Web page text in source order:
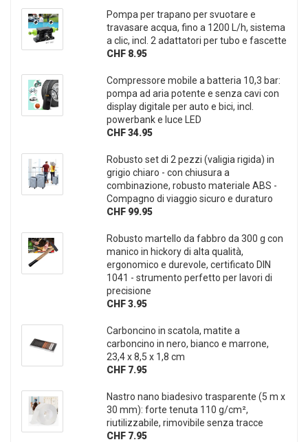
Pompa per trapano per svuotare e
travasare acqua, fino a 1200 L/h, sistema
a clic, incl. 2 adattatori per tubo e fascette
CHF 8.95
Compressore mobile a batteria 10,3 bar:
pompa ad aria potente e senza cavi con
display digitale per auto e bici, incl.
powerbank e luce LED
CHF 34.95
Robusto set di 2 pezzi (valigia rigida) in
grigio chiaro - con chiusura a
combinazione, robusto materiale ABS -
Compagno di viaggio sicuro e duraturo
CHF 99.95
Robusto martello da fabbro da 300 g con
manico in hickory di alta qualità,
ergonomico e durevole, certificato DIN
1041 - strumento perfetto per lavori di
precisione
CHF 3.95
Carboncino in scatola, matite a
carboncino in nero, bianco e marrone,
23,4 x 8,5 x 1,8 cm
CHF 7.95
Nastro nano biadesivo trasparente (5 m x
30 mm): forte tenuta 110 g/cm²,
riutilizzabile, rimovibile senza tracce
CHF 7.95